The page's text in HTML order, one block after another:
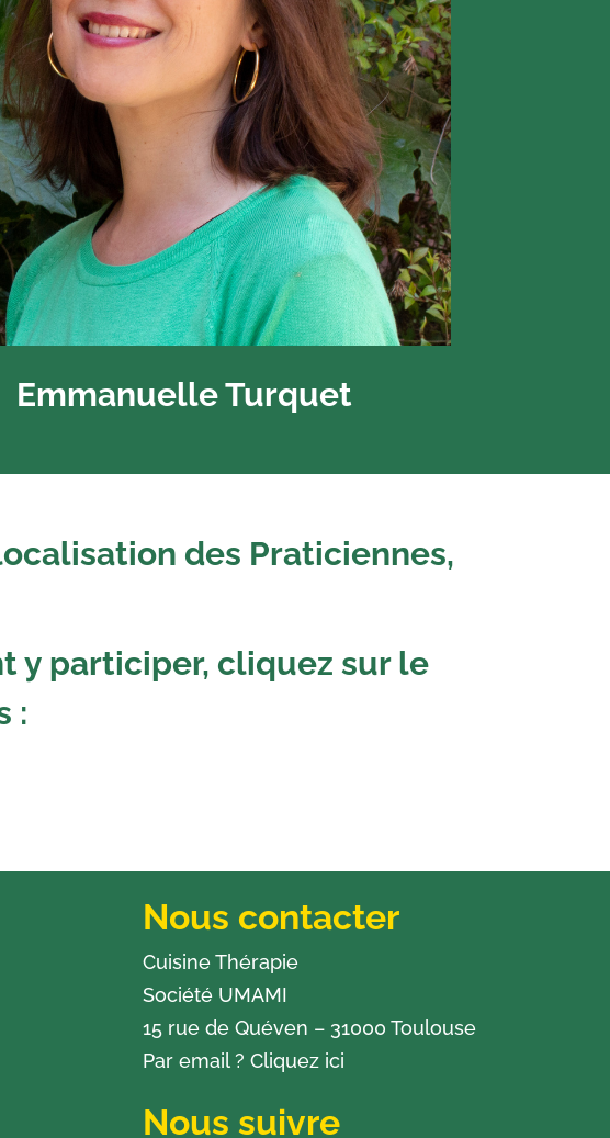
Emmanuelle Turquet
des Praticiennes,
y participer, cliquez sur le
:
Nous contacter
Cuisine Thérapie
Société UMAMI
15 rue de Quéven – 31000 Toulouse
Par email ? Cliquez ici
Nous suivre